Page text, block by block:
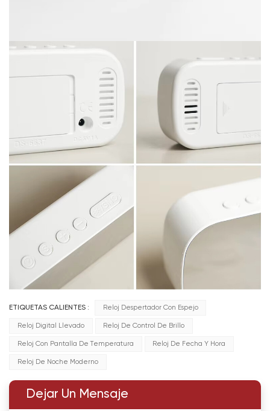
ETIQUETAS CALIENTES : Reloj Despertador Con Espejo
Reloj Digital Llevado Reloj De Control De Brillo
Reloj Con Pantalla De Temperatura Reloj De Fecha Y Hora
Reloj De Noche Moderno
Dejar Un Mensaje